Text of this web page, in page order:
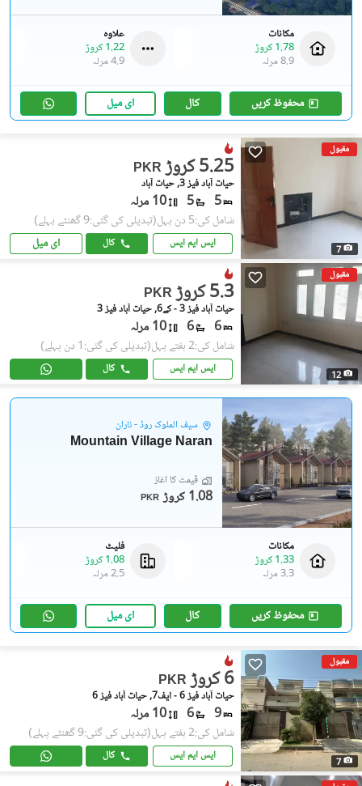
مکانات
1.78 کروڑ
8.9 مرلہ
علاوہ
1.22 کروڑ
4.9 مرلہ
محفوظ کریں کال ای میل
مقبول
7
PKR 5.25 کروڑ
حیات آباد فیز 3, حیات آباد
5
5 10 مرلہ
شامل کی:5 دن پہل (تبدیلی کی گئی:9 گھنٹے پہلے)
ایس ایم ایس کال ای میل
مقبول
12
PKR 5.3 کروڑ
حیات آباد فیز 3 - کے6, حیات آباد فیز 3
6
6 10 مرلہ
شامل کی:2 ہفتے پہل (تبدیلی کی گئی:1 دن پہلے)
ایس ایم ایس کال
سیف الملوک روڈ - ناران
Mountain Village Naran
قیمت کا آغاز
PKR 1.08 کروڑ
مکانات
1.33 کروڑ
3.3 مرلہ
فلیٹ
1.08 کروڑ
2.5 مرلہ
محفوظ کریں کال ای میل
مقبول
7
PKR 6 کروڑ
حیات آباد فیز 6 - ایف7, حیات آباد فیز 6
9
6 10 مرلہ
شامل کی:2 ہفتے پہل (تبدیلی کی گئی:9 گھنٹے پہلے)
ایس ایم ایس کال